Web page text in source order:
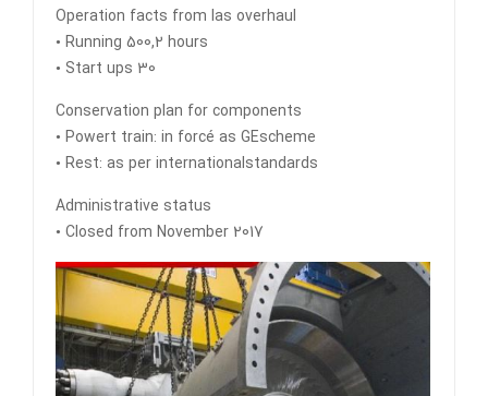
Operation facts from las overhaul
• Running 500,2 hours
• Start ups 30
Conservation plan for components
• Powert train: in forcé as GEscheme
• Rest: as per internationalstandards
Administrative status
• Closed from November 2017